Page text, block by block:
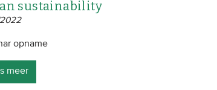
sustainability
2022
opname
meer